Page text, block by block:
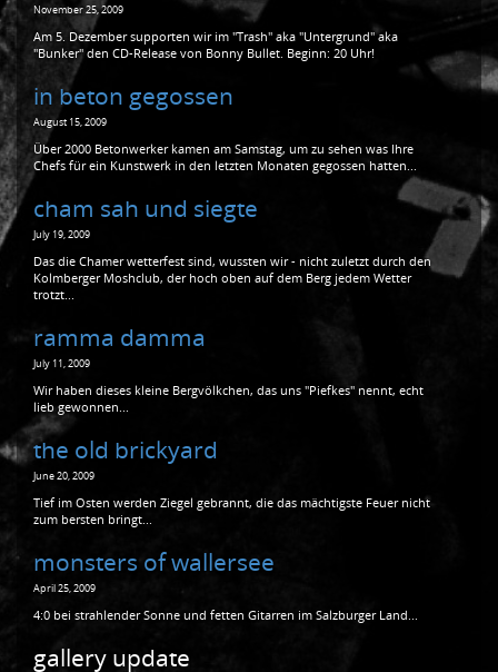
November 25, 2009
Am 5. Dezember supporten wir im "Trash" aka "Untergrund" aka
"Bunker" den CD-Release von Bonny Bullet. Beginn: 20 Uhr!
in beton gegossen
August 15, 2009
Über 2000 Betonwerker kamen am Samstag, um zu sehen was Ihre
Chefs für ein Kunstwerk in den letzten Monaten gegossen hatten...
cham sah und siegte
July 19, 2009
Das die Chamer wetterfest sind, wussten wir - nicht zuletzt durch den
Kolmberger Moshclub, der hoch oben auf dem Berg jedem Wetter
trotzt...
ramma damma
July 11, 2009
Wir haben dieses kleine Bergvölkchen, das uns "Piefkes" nennt, echt
lieb gewonnen...
the old brickyard
June 20, 2009
Tief im Osten werden Ziegel gebrannt, die das mächtigste Feuer nicht
zum bersten bringt...
monsters of wallersee
April 25, 2009
4:0 bei strahlender Sonne und fetten Gitarren im Salzburger Land...
gallery update